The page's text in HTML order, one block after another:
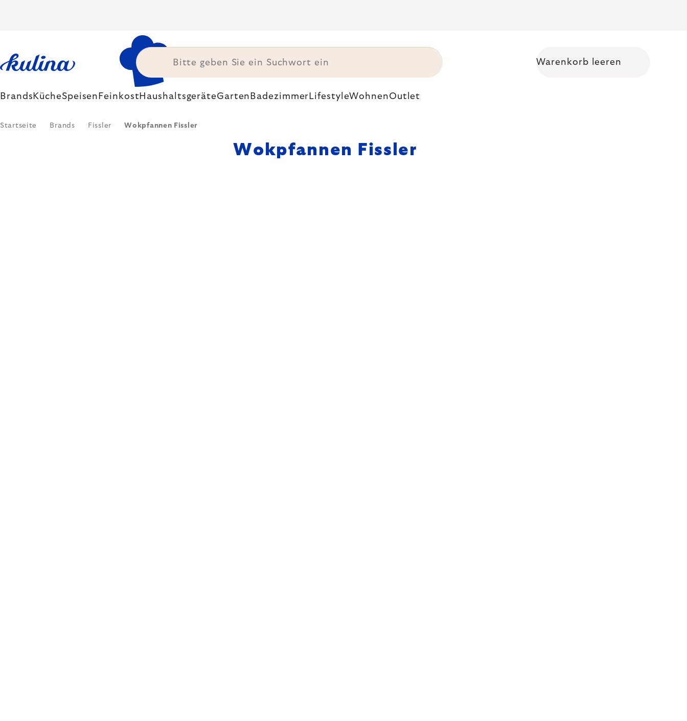
Warenkorb leeren
Brands KücheSpeisen FeinkostHaushaltsgeräteGarten Badezimmer LifestyleWohnenOutlet
Startseite Brands Fissler Wokpfannen Fissler
Wokpfannen Fissler